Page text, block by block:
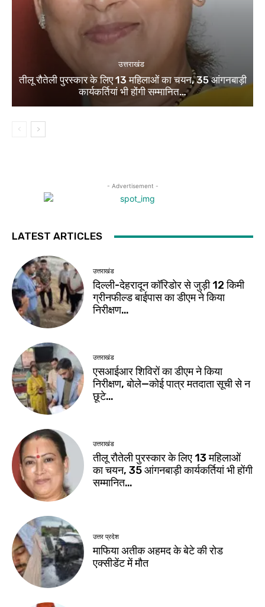
उत्तराखंड
तीलू रौतेली पुरस्कार के लिए 13 महिलाओं का चयन, 35 आंगनबाड़ी
कार्यकर्तियां भी होंगी सम्मानित…
- Advertisement -
LATEST ARTICLES
उत्तराखंड
दिल्ली-देहरादून कॉरिडोर से जुड़ी 12 किमी
ग्रीनफील्ड बाईपास का डीएम ने किया
निरीक्षण…
उत्तराखंड
एसआईआर शिविरों का डीएम ने किया
निरीक्षण, बोले—कोई पात्र मतदाता सूची से न
छूटे…
उत्तराखंड
तीलू रौतेली पुरस्कार के लिए 13 महिलाओं
का चयन, 35 आंगनबाड़ी कार्यकर्तियां भी होंगी
सम्मानित…
उत्तर प्रदेश
माफिया अतीक अहमद के बेटे की रोड
एक्सीडेंट में मौत